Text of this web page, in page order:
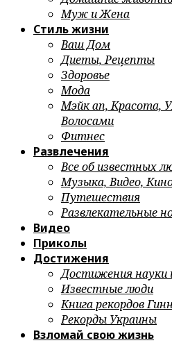
Муж и Жена
Стиль жизни
Ваш Дом
Диеты, Рецепты
Здоровье
Мода
Мэйк ап, Красота,
Волосами
Фитнес
Развлечения
Все об известных
Музыка, Видео,
Путешествия
Развлекательные
Видео
Приколы
Достижения
Достижения науки
Известные люди
Книга рекордов
Рекорды Украины
Взломай свою жизнь